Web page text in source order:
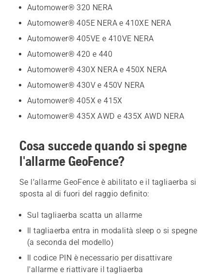
Automower® 320 NERA
Automower® 405E NERA e 410XE NERA
Automower® 405VE e 410VE NERA
Automower® 420 e 440
Automower® 430X NERA e 450X NERA
Automower® 430V e 450V NERA
Automower® 405X e 415X
Automower® 435X AWD e 435X AWD NERA
Cosa succede quando si spegne
l'allarme GeoFence?
Se l’allarme GeoFence è abilitato e il tagliaerba si
sposta al di fuori del raggio definito:
Sul tagliaerba scatta un allarme
Il tagliaerba entra in modalità sleep o si spegne
(a seconda del modello)
Il codice PIN è necessario per disattivare
l'allarme e riattivare il tagliaerba